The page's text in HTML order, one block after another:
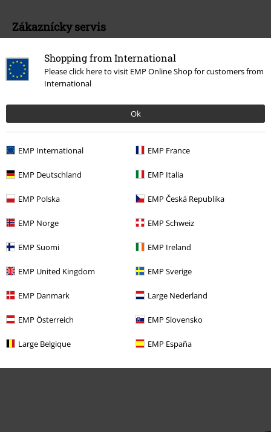
Shopping from International
Please click here to visit EMP Online Shop for customers from
International
Ok
EMP International EMP France
EMP Deutschland EMP Italia
EMP Polska EMP Česká Republika
EMP Norge EMP Schweiz
EMP Suomi EMP Ireland
EMP United Kingdom EMP Sverige
EMP Danmark Large Nederland
EMP Österreich EMP Slovensko
Large Belgique EMP España
Zákaznícky servis
Pomoc / FAQ
Podmínky vracení zboží
Všeobecné informace o velikostech
Zrušit členství v BSC
Způsoby platby
Nabídky pro vás
Soutěž
Objednejte si dárkový poukaz